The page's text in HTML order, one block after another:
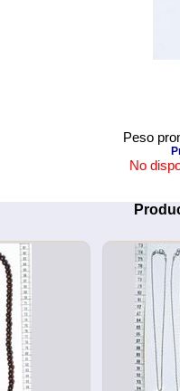
Peso
No